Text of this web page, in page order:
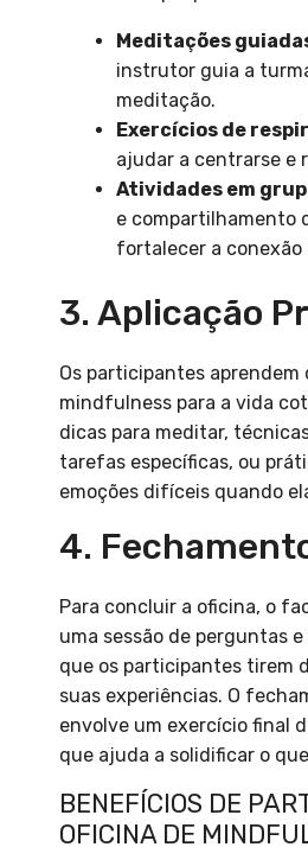
Meditações
instrutor guia a
meditação.
Exercícios de
ajudar a centrarse e
Atividades em
e compartilhamento
fortalecer a
3. Aplicação
Os participantes
mindfulness para a vida
dicas para meditar,
tarefas específicas, ou
emoções difíceis quando
4.
Para concluir a oficina, o
uma sessão de perguntas
que os participantes tirem
suas experiências. O
envolve um exercício final
que ajuda a solidificar o
BENEFÍCIOS DE
OFICINA DE